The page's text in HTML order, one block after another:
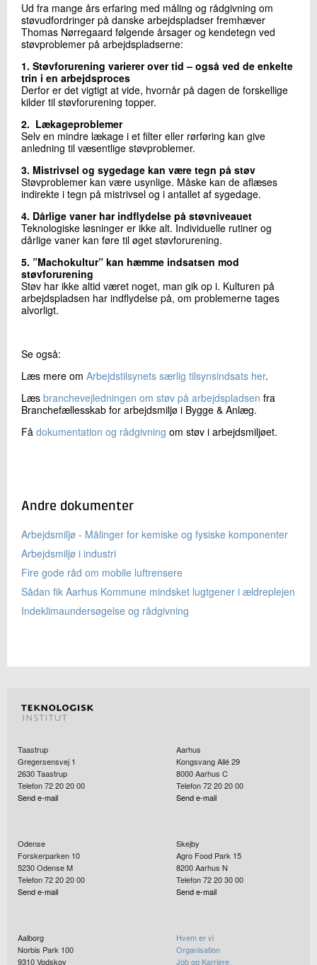
Ud fra mange års erfaring med måling og rådgivning om
støvudfordringer på danske arbejdspladser fremhæver
Thomas Nørregaard følgende årsager og kendetegn ved
støvproblemer på arbejdspladserne:
1. Støvforurening varierer over tid – også ved de enkelte
trin i en arbejdsproces
Derfor er det vigtigt at vide, hvornår på dagen de forskellige
kilder til støvforurening topper.
2. Lækageproblemer
Selv en mindre lækage i et filter eller rørføring kan give
anledning til væsentlige støvproblemer.
3. Mistrivsel og sygedage kan være tegn på støv
Støvproblemer kan være usynlige. Måske kan de aflæses
indirekte i tegn på mistrivsel og i antallet af sygedage.
4. Dårlige vaner har indflydelse på støvniveauet
Teknologiske løsninger er ikke alt. Individuelle rutiner og
dårlige vaner kan føre til øget støvforurening.
5. ”Machokultur” kan hæmme indsatsen mod
støvforurening
Støv har ikke altid været noget, man gik op i. Kulturen på
arbejdspladsen har indflydelse på, om problemerne tages
alvorligt.
Se også:
Læs mere om Arbejdstilsynets særlig tilsynsindsats her.
Læs branchevejledningen om støv på arbejdspladsen fra
Branchefællesskab for arbejdsmiljø i Bygge & Anlæg.
Få dokumentation og rådgivning om støv i arbejdsmiljøet.
Andre dokumenter
Arbejdsmiljø - Målinger for kemiske og fysiske komponenter
Arbejdsmiljø i industri
Fire gode råd om mobile luftrensere
Sådan fik Aarhus Kommune mindsket lugtgener i ældreplejen
Indeklimaundersøgelse og rådgivning
Taastrup
Gregersensvej 1
2630Taastrup
Telefon 72 20 20 00
Send e-mail
Aarhus
Kongsvang Allé 29
8000Aarhus C
Telefon 72 20 20 00
Send e-mail
Odense
Forskerparken 10
5230Odense M
Telefon 72 20 20 00
Send e-mail
Skejby
Agro Food Park 15
8200Aarhus N
Telefon 72 20 30 00
Send e-mail
Aalborg
Norbis Park 100
9310Vodskov
Hvem er vi
Organisation
Job og Karriere